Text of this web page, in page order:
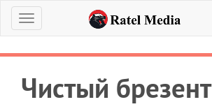
Меню
Чистый брезент